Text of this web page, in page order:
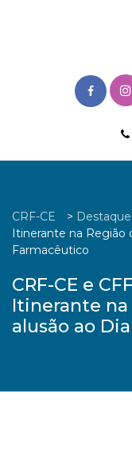
CRF-CE >
Itinerante na Região
Farmacêutico
CRF-CE e
Itinerante na
alusão ao